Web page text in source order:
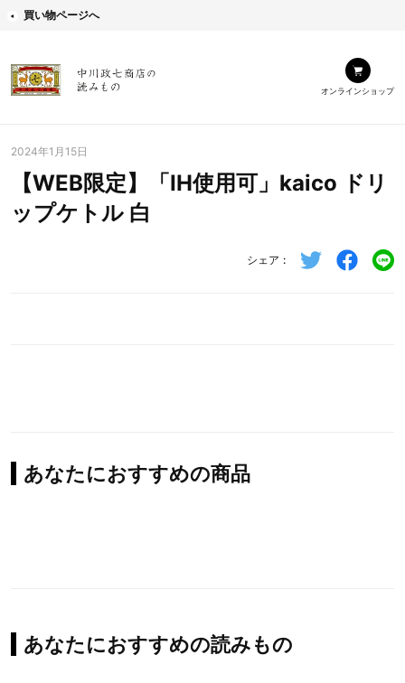
買い物ページへ
オンラインショップ
2024年1月15日
【WEB限定】「IH使用可」kaico ドリ
ップケトル 白
シェア
あなたにおすすめの商品
あなたにおすすめの読みもの